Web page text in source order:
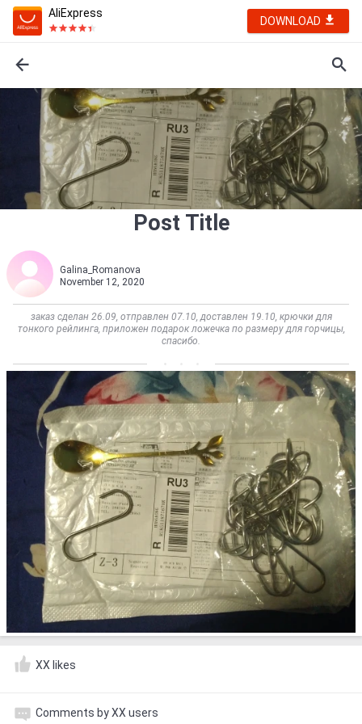
AliExpress
DOWNLOAD
Post Title
Galina_Romanova
November 12, 2020
заказ сделан 26.09, отправлен 07.10, доставлен 19.10, крючки для
тонкого рейлинга, приложен подарок ложечка по размеру для горчицы,
спасибо.
XX likes
Comments by XX users